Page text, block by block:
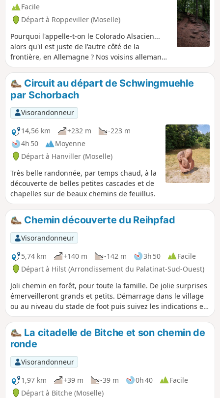
Facile
Départ à Roppeviller (Moselle)
Pourquoi l'appelle-t-on le Colorado Alsacien...
alors qu'il est juste de l'autre côté de la
frontière, en Allemagne ? Nos voisins allemands
l'appellent l'Altschlossfelsen ou "Falaises du
Vieux Château". En tout cas, cette promenade à
cheval entre la France et l'Allemagne, sans
grande difficulté ni gros dénivelé, permet de
faire la découverte de cette belle barre
rocheuse de grès rose, cachée dans la
végétation.Petite randonnée facile, idéale en
famille avec des enfants un peu marcheurs.
Circuit au départ de Schwingmuehle
par Schorbach
Visorandonneur
14,56 km
+232 m
-223 m
4h 50
Moyenne
Départ à Hanviller (Moselle)
Très belle randonnée, par temps chaud, à la
découverte de belles petites cascades et de
chapelles sur de beaux chemins de feuillus.
Chemin découverte du Reihpfad
Visorandonneur
5,74 km
+140 m -142 m 3h 50
Facile
Départ à Hilst (Arrondissement du Palatinat-Sud-Ouest)
Joli chemin en forêt, pour toute la famille. De jolie surprises
émerveilleront grands et petits. Démarrage dans le village
ou au niveau du stade de foot puis suivez les indications et
panneaux tout au long du chemin.
La citadelle de Bitche et son chemin de
ronde
Visorandonneur
1,97 km
+39 m -39 m 0h 40
Facile
Départ à Bitche (Moselle)